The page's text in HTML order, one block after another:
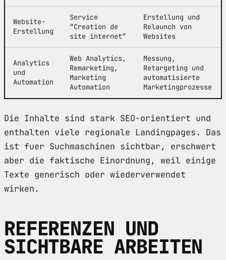
Website-
Erstellung
Service
“Creation de
site internet”
Erstellung und
Relaunch von
Websites
Analytics
und
Automation
Web Analytics,
Remarketing,
Marketing
Automation
Messung,
Retargeting und
automatisierte
Marketingprozesse
Die Inhalte sind stark SEO-orientiert und
enthalten viele regionale Landingpages. Das
ist fuer Suchmaschinen sichtbar, erschwert
aber die faktische Einordnung, weil einige
Texte generisch oder wiederverwendet
wirken.
REFERENZEN UND
SICHTBARE ARBEITEN